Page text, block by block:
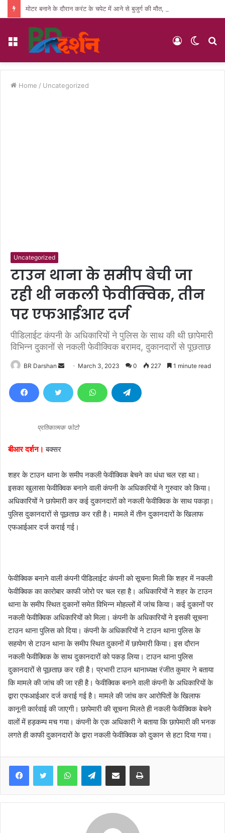
मोटर बनाने के दौरान करंट के चपेट में आने से बुजुर्ग की मौत, पसरा मातम
Menu
Switch
Log
Home / Uncategorized
Uncategorized
टाउन थाना के समीप बेची जा
रही थी नकली फेवीक्विक, तीन
पर एफआईआर दर्ज
पीडिलाईट कंपनी के अधिकारियों ने पुलिस के साथ की थी छापेमारी
विभिन्न दुकानों से नकली फेवीक्विक बरामद, दुकानदाराें से पूछताछ
BR Darshan
d
n
i
l
March 3, 2023 0 227 1 minute read
प्रतिकात्मक फोटो
बीआर दर्शन। बक्सर
शहर के टाउन थाना के समीप नकली फेवीक्विक बेचने का धंधा चल रहा था।
इसका खुलासा फेवीक्विक बनाने वाली कंपनी के अधिकारियों ने गुरुवार को किया।
अधिकारियों ने छापेमारी कर कई दुकानदारों को नकली फेवीक्विक के साथ पकड़ा।
पुलिस दुकानदारों से पूछताछ कर रही है। मामले में तीन दुकानदारों के खिलाफ
एफआईआर दर्ज कराई गई।
फेवीक्विक बनाने वाली कंपनी पीडिलाईट कंपनी को सूचना मिली कि शहर में नकली
फेवीक्विक का कारोबार काफी जोरो पर चल रहा है। अधिकारियों ने शहर के टाउन
थाना के समीप स्थित दुकानों समेत विभिन्न मोहल्लों में जांच किया। कई दुकानों पर
नकली फेवीक्विक अधिकारियों को मिला। कंपनी के अधिकारियों ने इसकी सूचना
टाउन थाना पुलिस को दिया। कंपनी के अधिकारियों ने टाउन थाना पुलिस के
सहयोग से टाउन थाना के समीप स्थित दुकानों में छापेमारी किया। इस दौरान
नकली फेवीक्विक के साथ दुकानदारों को पकड़ लिया। टाउन थाना पुलिस
दुकानदारों से पूछताछ कर रही है। प्रभारी टाउन थानाध्यक्ष रंजीत कुमार ने बताया
कि मामले की जांच की जा रही है। फेवीक्विक बनाने वाली कंपनी के अधिकारियों के
द्वारा एफआईआर दर्ज कराई गई है। मामले की जांच कर आरोपितों के खिलाफ
कानूनी कार्रवाई की जाएगी। छापेमारी की सूचना मिलते ही नकली फेवीक्विक बेचने
वालों में हड़कम्प मच गया। कंपनी के एक अधिकारी ने बताया कि छापेमारी की भनक
लगते ही काफी दुकानदारों के द्वारा नकली फेवीक्विक को दुकान से हटा दिया गया।
Telegram